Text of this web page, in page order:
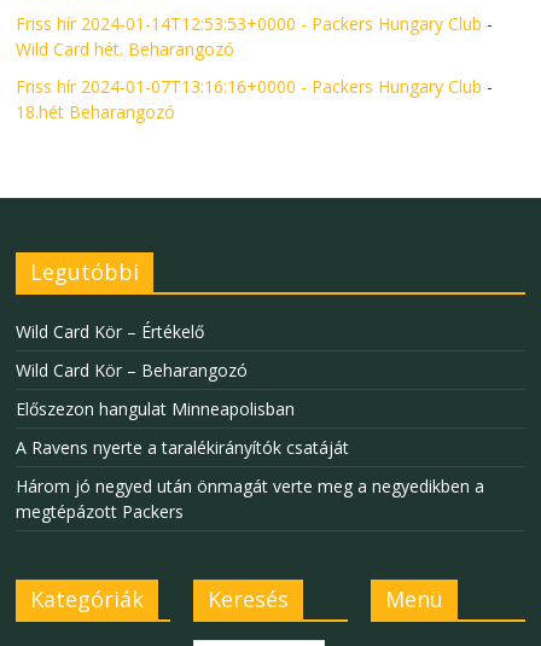
Friss hír 2024-01-14T12:53:53+0000 - Packers Hungary Club -
Wild Card hét. Beharangozó
Friss hír 2024-01-07T13:16:16+0000 - Packers Hungary Club -
18.hét Beharangozó
Legutóbbi
Wild Card Kör – Értékelő
Wild Card Kör – Beharangozó
Előszezon hangulat Minneapolisban
A Ravens nyerte a taralékirányítók csatáját
Három jó negyed után önmagát verte meg a negyedikben a
megtépázott Packers
Kategóriák Keresés Menü